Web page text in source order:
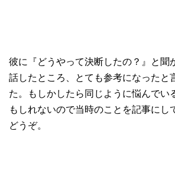
彼に『どうやって決断したの？』と聞
話したところ、とても参考になったと
た。もしかしたら同じように悩んでい
もしれないので当時のことを記事にし
どうぞ。